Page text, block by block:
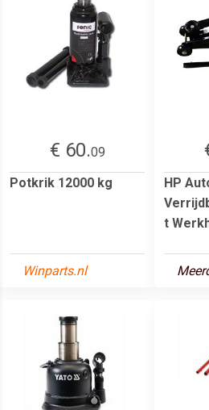
€ 60.09
Potkrik 12000 kg
Winparts.nl
HP
t